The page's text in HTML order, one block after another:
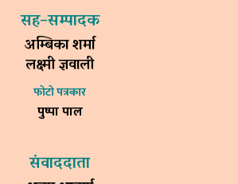
सह–सम्पादक
अम्बिका शर्मा
लक्ष्मी ज्ञवाली
फोटो पत्रकार
पुष्पा पाल
संवाददाता